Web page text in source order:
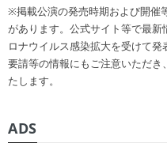
※掲載公演の発売時期および開催
があります。公式サイト等で最
ロナウイルス感染拡大を受けて
要請等の情報にもご注意いただ
たします。
ADS